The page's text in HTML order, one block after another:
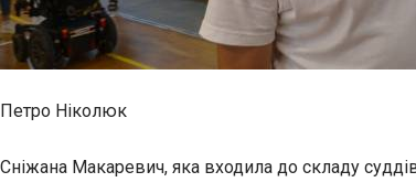
Петро Ніколюк
Сніжана Макаревич, яка входила до складу